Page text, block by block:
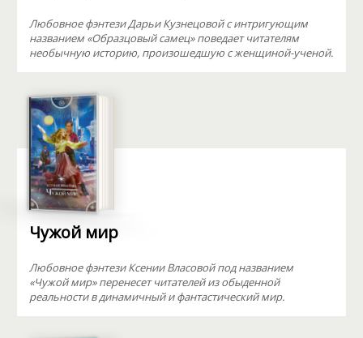
Любовное фэнтези Дарьи Кузнецовой с интригующим
названием «Образцовый самец» поведает читателям
необычную историю, произошедшую с женщиной-ученой.
Чужой мир
Любовное фэнтези Ксении Власовой под названием
«Чужой мир» перенесет читателей из обыденной
реальности в динамичный и фантастический мир.